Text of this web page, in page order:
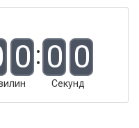
0 0 0
Секунд